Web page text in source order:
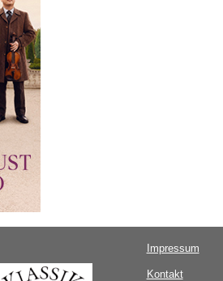
Impressum
Kontakt